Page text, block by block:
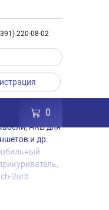
220-08-02
0
Аксессуары
/
АКБ для
и др.
2urb